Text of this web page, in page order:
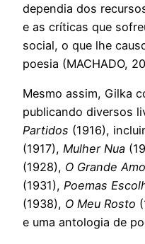
dependia dos
e as críticas que
social, o que lhe
poesia (MACHADO,
Mesmo assim, Gilka
publicando diversos
Partidos (1916),
(1917), Mulher Nua
(1928), O Grande
(1931), Poemas
(1938), O Meu Rosto
e uma antologia de